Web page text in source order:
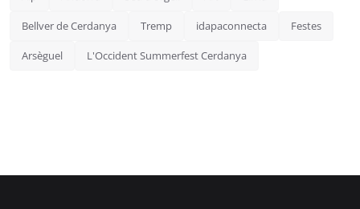
Bellver de Cerdanya Tremp idapaconnecta Festes
Arsèguel L'Occident Summerfest Cerdanya